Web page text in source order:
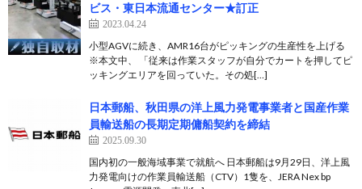
ビス・東日本流通センター★訂正
2023.04.24
小型AGVに続き、AMR16台がピッキングの生産性を上げる
※本文中、 「従来は作業スタッフが自分でカートを押してピ
ッキングエリアを回っていた。その処[…]
日本郵船、秋田県の洋上風力発電事業者と国産作業
員輸送船の長期定期傭船契約を締結
2025.09.30
国内初の一般海域事業で就航へ 日本郵船は9月29日、洋上風
力発電向けの作業員輸送船（CTV）1隻を、JERA Nex bp